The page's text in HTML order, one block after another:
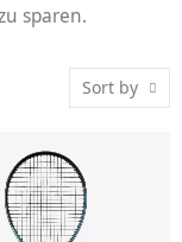
sparen.
Sort by